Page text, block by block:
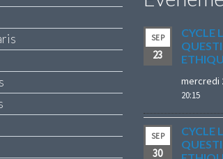
SEP
23
CYCLE
mercredi
20:15
SEP
30
CYCLE